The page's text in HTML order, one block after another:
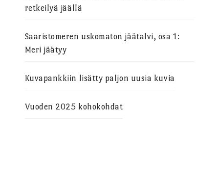
retkeilyä jäällä
Saaristomeren uskomaton jäätalvi, osa 1:
Meri jäätyy
Kuvapankkiin lisätty paljon uusia kuvia
Vuoden 2025 kohokohdat